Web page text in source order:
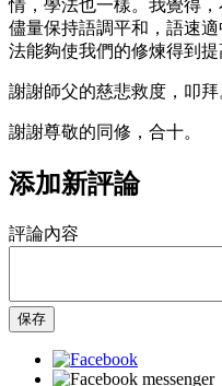
情，學法也一樣。我覺得
儘量保持語調平和，語速
法能夠使我們的修煉得到提
謝謝師父的慈悲救度，叩拜
謝謝尊敬的同修，合十。
添加新評論
評論內容
保存